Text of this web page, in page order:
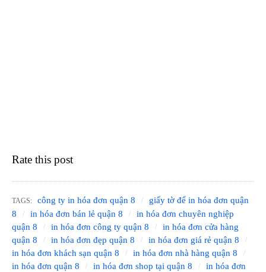
Rate this post
TAGS: công ty in hóa đơn quận 8
giấy tờ để in hóa đơn quận
8
in hóa đơn bán lẻ quận 8
in hóa đơn chuyên nghiệp
quận 8
in hóa đơn công ty quận 8
in hóa đơn cửa hàng
quận 8
in hóa đơn đẹp quận 8
in hóa đơn giá rẻ quận 8
in hóa đơn khách sạn quận 8
in hóa đơn nhà hàng quận 8
in hóa đơn quận 8
in hóa đơn shop tại quận 8
in hóa đơn